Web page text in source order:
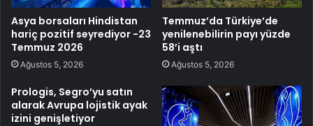
Asya borsaları Hindistan
hariç pozitif seyrediyor -23
Temmuz 2026
Ağustos 5, 2026
Temmuz’da Türkiye’de
yenilenebilirin payı yüzde
58’i aştı
Ağustos 5, 2026
Prologis, Segro’yu satın
alarak Avrupa lojistik ayak
izini genişletiyor